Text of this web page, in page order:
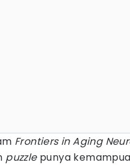
Frontiers in Aging
puzzle punya